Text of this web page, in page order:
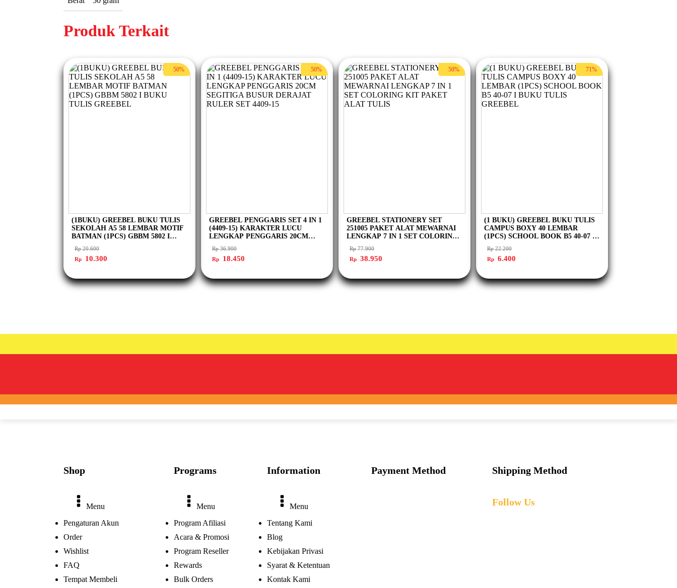
Produk Terkait
50%
(1BUKU) GREEBEL BUKU TULIS
SEKOLAH A5 58 LEMBAR MOTIF
BATMAN (1PCS) GBBM 5802 I
Rp20.600
Harga
aslinya
Rp 20.600.
Rp 10.300
adalah:
Rp 10.300.
50%
GREEBEL PENGGARIS SET 4 IN 1
(4409-15) KARAKTER LUCU
LENGKAP PENGGARIS 20CM
RULER SET 4409-15
Rp36.900
Harga
aslinya
Rp 36.900.
Rp 18.450
adalah:
Rp 18.450.
50%
GREEBEL STATIONERY SET
251005 PAKET ALAT MEWARNAI
LENGKAP 7 IN 1 SET COLORING
Rp77.900
Harga
aslinya
Rp 77.900.
Rp 38.950
adalah:
Rp 38.950.
71%
(1 BUKU) GREEBEL BUKU TULIS
CAMPUS BOXY 40 LEMBAR
(1PCS) SCHOOL BOOK B5 40-07 I
Rp22.200
Harga
aslinya
Rp 22.200.
Rp 6.400Harga
saat
adalah:
Rp 6.400.
Shop
Menu
Pengaturan Akun
Order
Wishlist
FAQ
Tempat Membeli
Programs
Menu
Program Afiliasi
Acara & Promosi
Program Reseller
Rewards
Bulk Orders
Information
Menu
Tentang Kami
Blog
Kebijakan Privasi
Syarat & Ketentuan
Kontak Kami
Payment Method Shipping Method
Follow Us